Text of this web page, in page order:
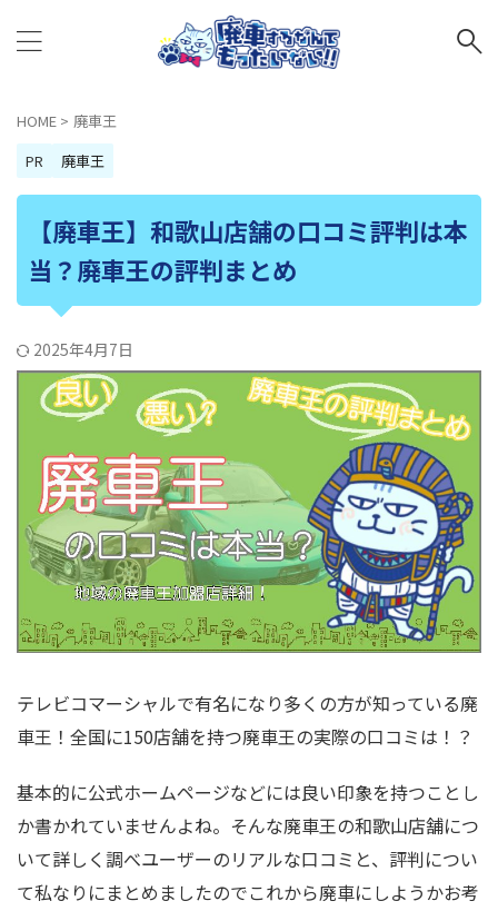
HOME > 廃車王
PR
廃車王
【廃車王】和歌山店舗の口コミ評判は本
当？廃車王の評判まとめ
2025年4月7日
テレビコマーシャルで有名になり多くの方が知っている廃
車王！全国に150店舗を持つ廃車王の実際の口コミは！？
基本的に公式ホームページなどには良い印象を持つことし
か書かれていませんよね。そんな廃車王の和歌山店舗につ
いて詳しく調べユーザーのリアルな口コミと、評判につい
て私なりにまとめましたのでこれから廃車にしようかお考